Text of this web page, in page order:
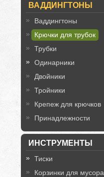
ВАДДИНГТОНЫ
Ваддингтоны
Крючки для трубок
Трубки
Одинарники
Двойники
Тройники
Крепеж для крючков
Принадлежности
ИНСТРУМЕНТЫ
Тиски
Корзинки для мусора